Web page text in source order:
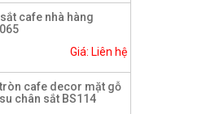
cafe nhà hàng
Giá: Liên hệ
tròn cafe decor mặt gỗ
chân sắt BS114